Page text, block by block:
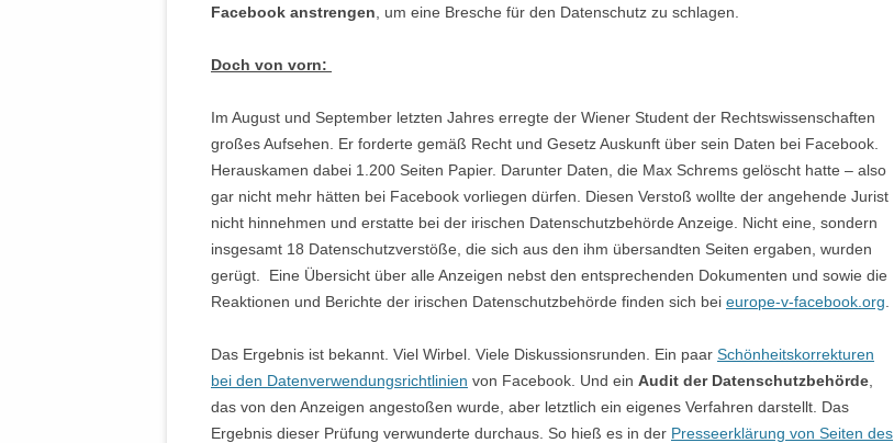
Facebook anstrengen , um eine Bresche für den Datenschutz zu schlagen.
Doch von vorn:
Im August und September letzten Jahres erregte der Wiener Student der Rechtswissenschaften
großes Aufsehen. Er forderte gemäß Recht und Gesetz Auskunft über sein Daten bei Facebook.
Herauskamen dabei 1.200 Seiten Papier. Darunter Daten, die Max Schrems gelöscht hatte – also
gar nicht mehr hätten bei Facebook vorliegen dürfen. Diesen Verstoß wollte der angehende Jurist
nicht hinnehmen und erstatte bei der irischen Datenschutzbehörde Anzeige. Nicht eine, sondern
insgesamt 18 Datenschutzverstöße, die sich aus den ihm übersandten Seiten ergaben, wurden
gerügt. Eine Übersicht über alle Anzeigen nebst den entsprechenden Dokumenten und sowie die
Reaktionen und Berichte der irischen Datenschutzbehörde finden sich bei europe-v-facebook.org
Das Ergebnis ist bekannt. Viel Wirbel. Viele Diskussionsrunden. Ein paar Schönheitskorrekturen
bei den Datenverwendungsrichtlinien von Facebook. Und ein Audit der Datenschutzbehörde
das von den Anzeigen angestoßen wurde, aber letztlich ein eigenes Verfahren darstellt. Das
Ergebnis dieser Prüfung verwunderte durchaus. So hieß es in der Presseerklärung von Seiten des